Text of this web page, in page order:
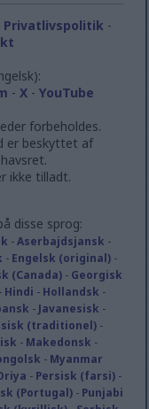
Privatlivspolitik -
- X- YouTube
forbeholdes.
er beskyttet af
ikke tilladt.
disse sprog:
-Aserbajdsjansk -
- Engelsk (original)-
(Canada)- Georgisk
- Hindi - Hollandsk -
- Javanesisk -
(traditionel)-
- Makedonsk -
- Myanmar
- Persisk (farsi) -
(Portugal)- Punjabi